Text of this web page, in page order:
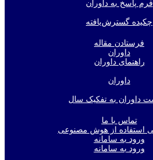
فرم پاسخ به داوران
چکیده گسترش‌یافته
فرستادن مقاله
داوران
راهنمای داوران
داوران
داوران به تفکیک سال
تماس با ما
از هوش مصنوعی
ورود به سامانه
ورود به سامانه